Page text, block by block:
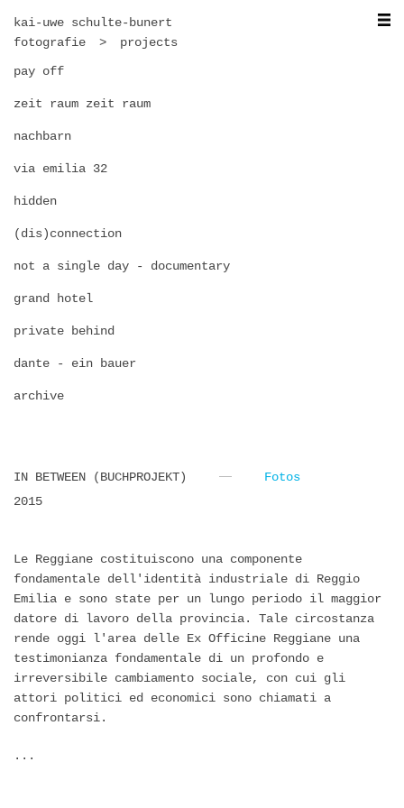
kai-uwe schulte-bunert
fotografie
projects
pay off
zeit raum zeit raum
nachbarn
via emilia 32
hidden
(dis)connection
not a single day - documentary
grand hotel
private behind
dante - ein bauer
archive
IN BETWEEN (BUCHPROJEKT)
Fotos
2015
Le Reggiane costituiscono una componente
fondamentale dell'identità industriale di Reggio
Emilia e sono state per un lungo periodo il maggior
datore di lavoro della provincia. Tale circostanza
rende oggi l'area delle Ex Officine Reggiane una
testimonianza fondamentale di un profondo e
irreversibile cambiamento sociale, con cui gli
attori politici ed economici sono chiamati a
confrontarsi.
...